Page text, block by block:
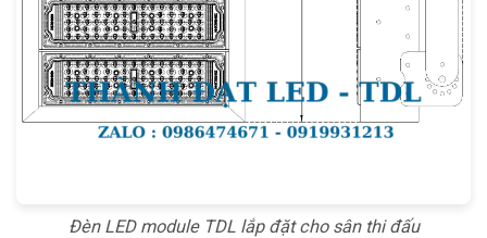
Đèn LED module TDL lắp đặt cho sân thi đấu